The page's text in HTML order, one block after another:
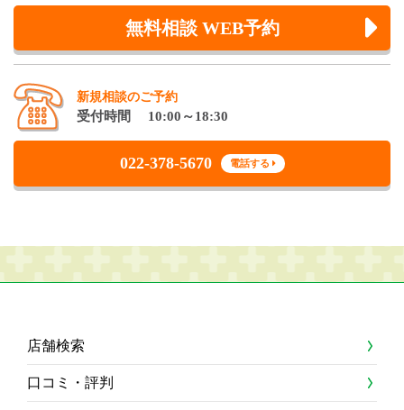
無料相談 WEB予約
新規相談のご予約
受付時間 10:00～18:30
022-378-5670 電話する
店舗検索
口コミ・評判